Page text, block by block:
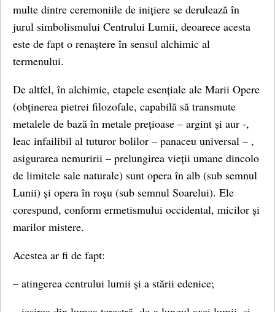
multe dintre ceremoniile de inițiere se derulează în
jurul simbolismului Centrului Lumii, deoarece acesta
este de fapt o renaștere în sensul alchimic al
termenului.
De altfel, în alchimie, etapele esențiale ale Marii Opere
(obținerea pietrei filozofale, capabilă să transmute
metalele de bază în metale prețioase – argint și aur -,
leac infailibil al tuturor bolilor – panaceu universal – ,
asigurarea nemuririi – prelungirea vieții umane dincolo
de limitele sale naturale) sunt opera în alb (sub semnul
Lunii) și opera în roșu (sub semnul Soarelui). Ele
corespund, conform ermetismului occidental, micilor și
marilor mistere.
Acestea ar fi de fapt:
– atingerea centrului lumii și a stării edenice;